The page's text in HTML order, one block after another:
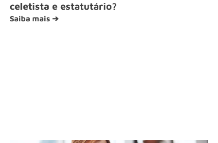
celetista e estatutário?
Saiba mais ➔